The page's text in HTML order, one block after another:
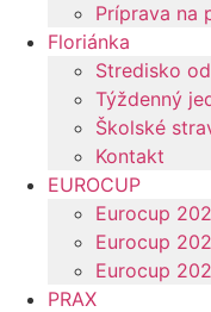
Príprava na
Floriánka
Stredisko
Týždenný
Školské
Kontakt
EUROCUP
Eurocup
Eurocup
Eurocup
PRAX